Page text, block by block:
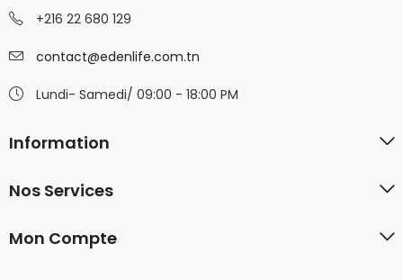
+216 22 680 129
contact@edenlife.com.tn
Lundi- Samedi/ 09:00 - 18:00 PM
Information
Nos Services
Mon Compte